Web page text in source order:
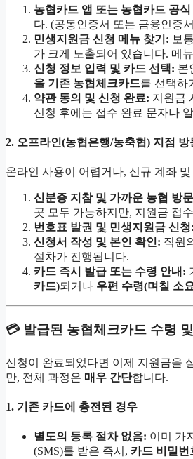
농협카드 앱 또는 농협카드 공
다. (공동인증서 또는 금융인증
민생지원금 신청 메뉴 찾기: 보
가 크게 노출되어 있습니다. 메
신청 정보 입력 및 카드 선택: 본
을 기존 농협체크카드를 선택하
약관 동의 및 신청 완료: 지원금
신청 후에는 접수 완료 문자나
2. 오프라인(농협은행/농축협) 지점 방
온라인 사용이 어렵거나, 신규 계좌
신분증 지참 및 가까운 농협 방
곳 모두 가능하지만, 지원금 접
번호표 발권 및 민생지원금 신청:
신청서 작성 및 본인 확인: 직원
절차가 진행됩니다.
카드 즉시 발급 또는 수령 안내:
카드)되거나 우편 수령(며칠 소
💳 발급된 농협체크카드 수령
신청이 완료되었다면 이제 지원금을
만, 전체 과정은 매우 간단합니다.
1. 기존 카드에 충전된 경우
별도의 등록 절차 없음: 이미 가
(SMS)를 받은 즉시, 카드 비밀번